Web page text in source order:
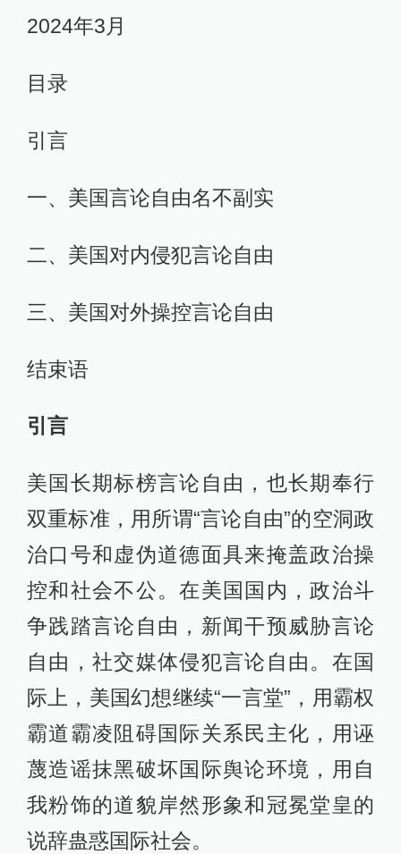
2024年3月
目录
引言
一、美国言论自由名不副实
二、美国对内侵犯言论自由
三、美国对外操控言论自由
结束语
引言
美国长期标榜言论自由，也长期奉行
双重标准，用所谓“言论自由”的空洞政
治口号和虚伪道德面具来掩盖政治操
控和社会不公。在美国国内，政治斗
争践踏言论自由，新闻干预威胁言论
自由，社交媒体侵犯言论自由。在国
际上，美国幻想继续“一言堂”，用霸权
霸道霸凌阻碍国际关系民主化，用诬
蔑造谣抹黑破坏国际舆论环境，用自
我粉饰的道貌岸然形象和冠冕堂皇的
说辞蛊惑国际社会。